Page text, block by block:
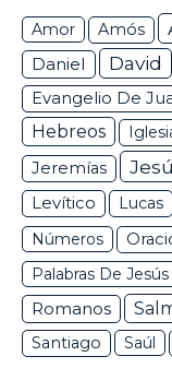
Amor Amós
Daniel David
Evangelio De
Hebreos
Jeremías
Levítico
Lucas
Números
Palabras De Jesús
Romanos
Santiago
Saúl